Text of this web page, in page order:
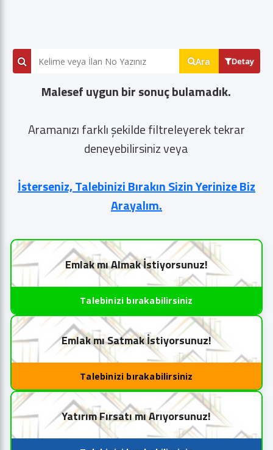
Ara Detay
Malesef uygun bir sonuç bulamadık.
Aramanızı farklı şekilde filtreleyerek tekrar
deneyebilirsiniz veya
İsterseniz, Talebinizi Bırakın Sizin Yerinize Biz
Arayalım.
Emlak mı Almak İstiyorsunuz!
Talebinizi bırakabilirsiniz
Emlak mı Satmak İstiyorsunuz!
Talebinizi bırakabilirsiniz
Yatırım Fırsatı mı Arıyorsunuz!